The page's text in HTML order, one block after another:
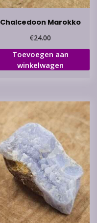
Chalcedoon Marokko
€24.00
Toevoegen aan
winkelwagen